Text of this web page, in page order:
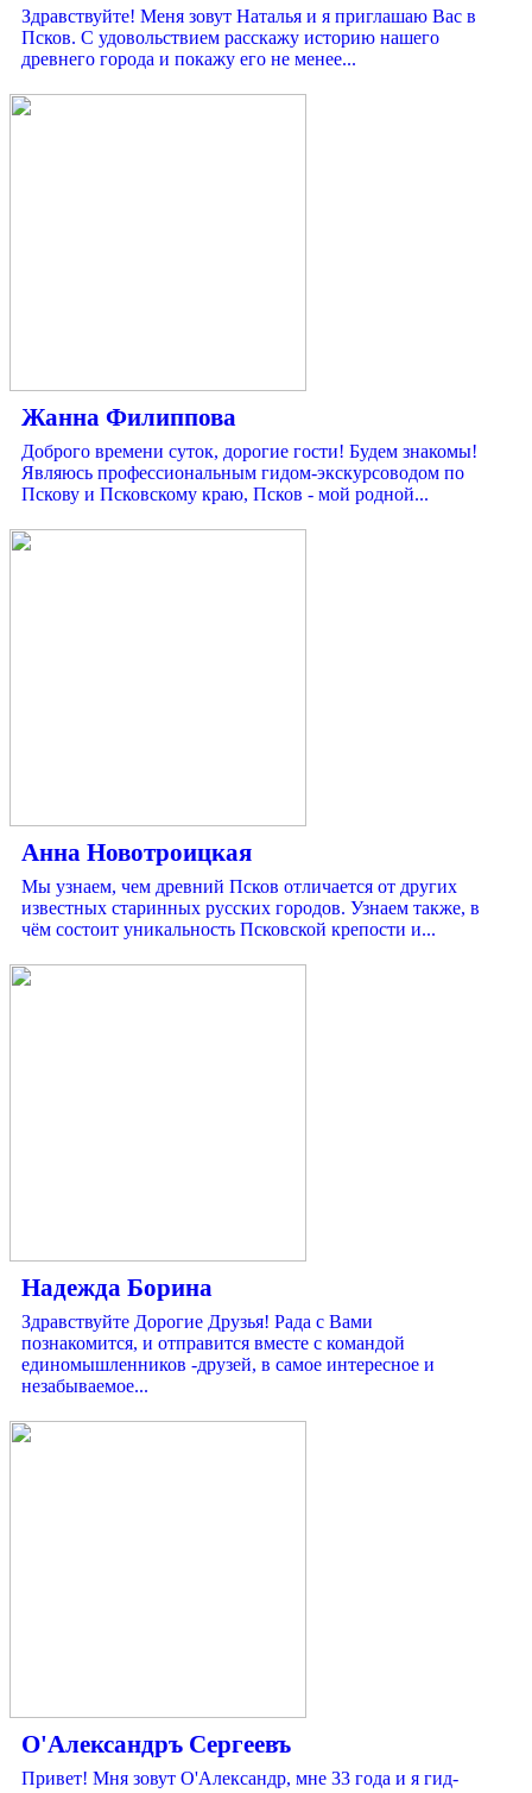
Здравствуйте! Меня зовут Наталья и я приглашаю Вас в
Псков. С удовольствием расскажу историю нашего
древнего города и покажу его не менее...
Жанна Филиппова
Доброго времени суток, дорогие гости! Будем знакомы!
Являюсь профессиональным гидом-экскурсоводом по
Пскову и Псковскому краю, Псков - мой родной...
Анна Новотроицкая
Мы узнаем, чем древний Псков отличается от других
известных старинных русских городов. Узнаем также, в
чём состоит уникальность Псковской крепости и...
Надежда Борина
Здравствуйте Дорогие Друзья! Рада с Вами
познакомится, и отправится вместе с командой
единомышленников -друзей, в самое интересное и
незабываемое...
О'Александръ Сергеевъ
Привет! Мня зовут О'Александр, мне 33 года и я гид-